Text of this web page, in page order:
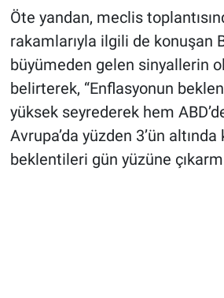
Öte yandan, meclis
rakamlarıyla ilgili de konuşan
büyümeden gelen sinyallerin
belirterek, “Enflasyonun
yüksek seyrederek hem
Avrupa’da yüzden 3’ün
beklentileri gün yüzüne